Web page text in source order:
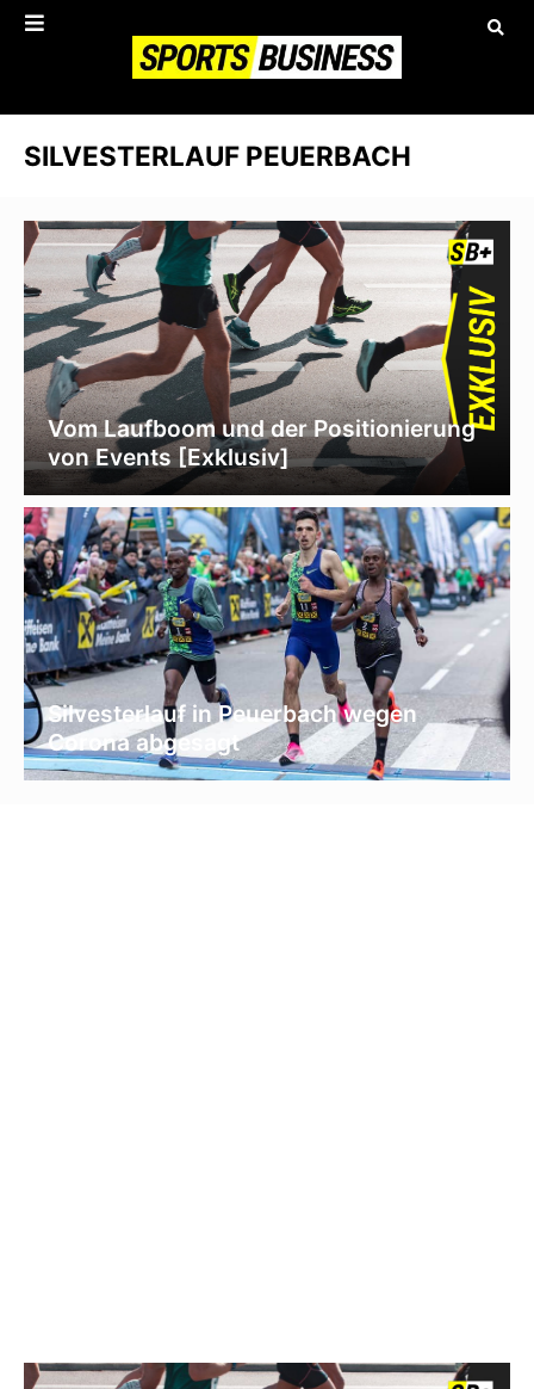
SILVESTERLAUF PEUERBACH
Vom Laufboom und der Positionierung
von Events [Exklusiv]
Silvesterlauf in Peuerbach wegen
Corona abgesagt